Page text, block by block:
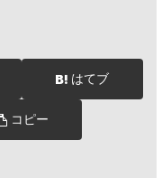
はてブ
コピー